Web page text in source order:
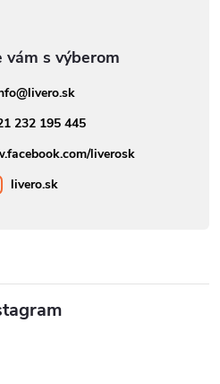
@livero.sk
232 195 445
liverosk
livero.sk